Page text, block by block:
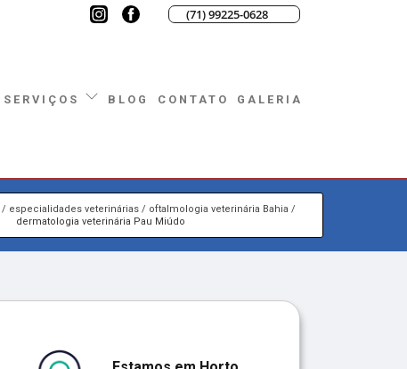
(71) 99225-0628
SERVIÇOS BLOG CONTATO GALERIA
especialidades veterinárias
oftalmologia veterinária Bahia
dermatologia veterinária Pau Miúdo